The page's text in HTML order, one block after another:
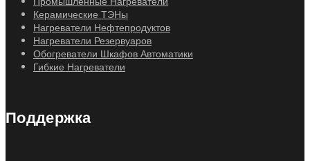
Керамические ТЭНы
Нагреватели Нефтепродуктов
Нагреватели Резервуаров
Обогреватели Шкафов Автоматики
Гибкие Нагреватели
Поддержка